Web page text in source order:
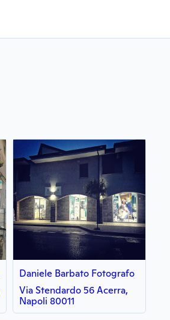
Daniele Barbato Fotografo
Via Stendardo 56 Acerra,
Napoli 80011